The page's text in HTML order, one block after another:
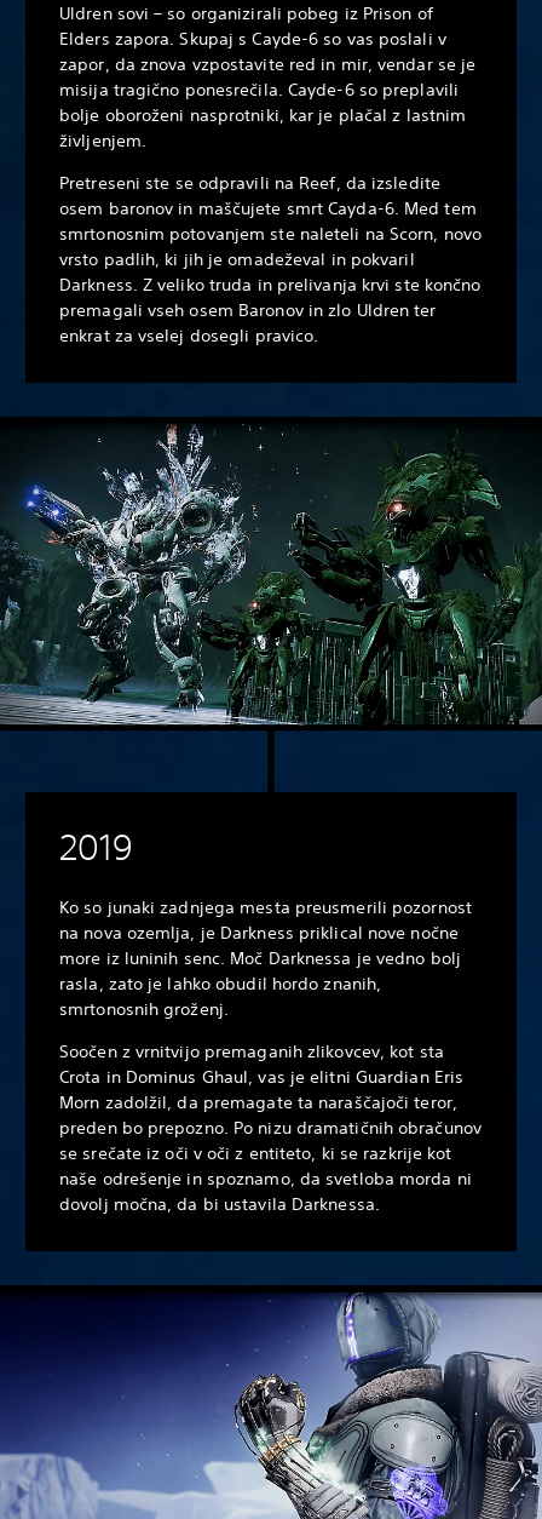
Uldren sovi – so organizirali pobeg iz Prison of
Elders zapora. Skupaj s Cayde-6 so vas poslali v
zapor, da znova vzpostavite red in mir, vendar se je
misija tragično ponesrečila. Cayde-6 so preplavili
bolje oboroženi nasprotniki, kar je plačal z lastnim
življenjem.
Pretreseni ste se odpravili na Reef, da izsledite
osem baronov in maščujete smrt Cayda-6. Med tem
smrtonosnim potovanjem ste naleteli na Scorn, novo
vrsto padlih, ki jih je omadeževal in pokvaril
Darkness. Z veliko truda in prelivanja krvi ste končno
premagali vseh osem Baronov in zlo Uldren ter
enkrat za vselej dosegli pravico.
2019
Ko so junaki zadnjega mesta preusmerili pozornost
na nova ozemlja, je Darkness priklical nove nočne
more iz luninih senc. Moč Darknessa je vedno bolj
rasla, zato je lahko obudil hordo znanih,
smrtonosnih groženj.
Soočen z vrnitvijo premaganih zlikovcev, kot sta
Crota in Dominus Ghaul, vas je elitni Guardian Eris
Morn zadolžil, da premagate ta naraščajoči teror,
preden bo prepozno. Po nizu dramatičnih obračunov
se srečate iz oči v oči z entiteto, ki se razkrije kot
naše odrešenje in spoznamo, da svetloba morda ni
dovolj močna, da bi ustavila Darknessa.